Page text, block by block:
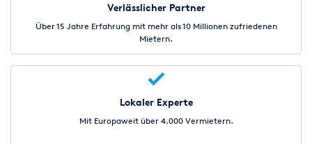
Verlässlicher Partner
Über 15 Jahre Erfahrung mit mehr als 10 Millionen zufriedenen
Mietern.
Lokaler Experte
Mit Europaweit über 4.000 Vermietern.